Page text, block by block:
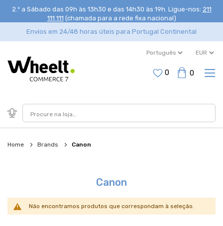
2.ª a Sábado das 09h às 13h30 e das 14h30 às 19h. Ligue-nos: 211
111 111 (chamada para a rede fixa nacional)
Envios em 24/48 horas úteis para Portugal Continental
0 0
Home Brands Canon
Canon
Não encontramos produtos que correspondam à seleção.